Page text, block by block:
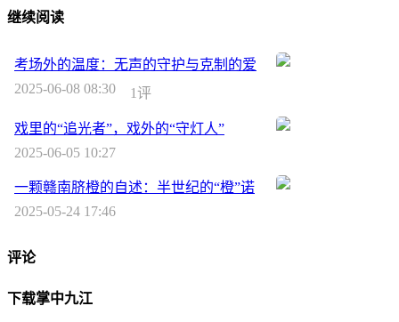
继续阅读
考场外的温度：无声的守护与克制的爱
2025-06-08 08:30
1评
戏里的“追光者”，戏外的“守灯人”
2025-06-05 10:27
一颗赣南脐橙的自述：半世纪的“橙”诺
2025-05-24 17:46
评论
下载掌中九江